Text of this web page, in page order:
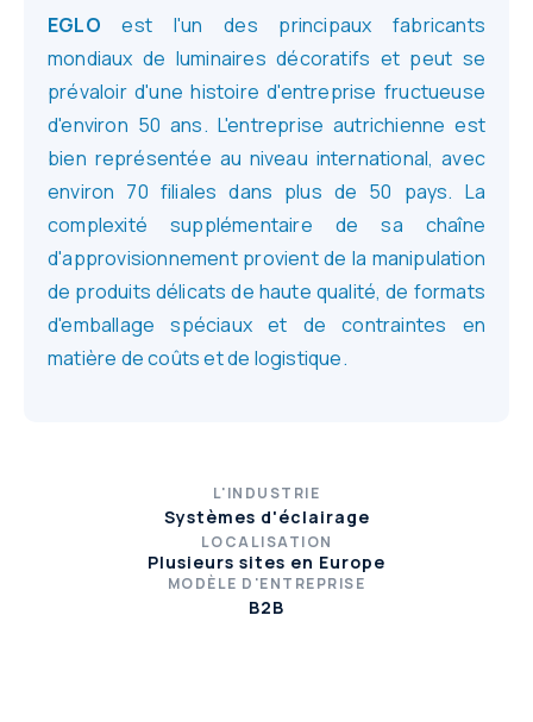
EGLO est l'un des principaux fabricants
mondiaux de luminaires décoratifs et peut se
prévaloir d'une histoire d'entreprise fructueuse
d'environ 50 ans. L'entreprise autrichienne est
bien représentée au niveau international, avec
environ 70 filiales dans plus de 50 pays. La
complexité supplémentaire de sa chaîne
d'approvisionnement provient de la manipulation
de produits délicats de haute qualité, de formats
d'emballage spéciaux et de contraintes en
matière de coûts et de logistique.
L'INDUSTRIE
Systèmes d'éclairage
LOCALISATION
Plusieurs sites en Europe
MODÈLE D'ENTREPRISE
B2B